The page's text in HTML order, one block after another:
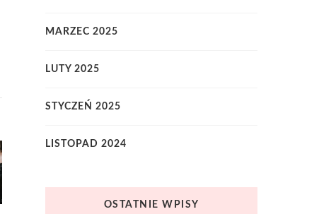
MARZEC 2025
LUTY 2025
STYCZEŃ 2025
LISTOPAD 2024
OSTATNIE WPISY